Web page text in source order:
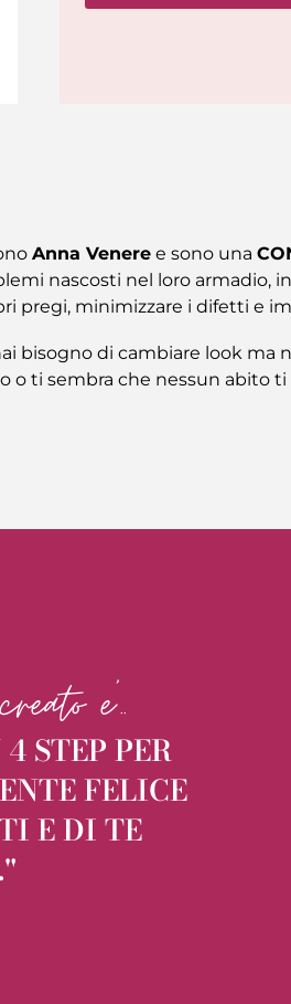
Anna Veneree sono una
nascosti nel loro armadio,
pregi, minimizzare i difetti e
bisogno di cambiare look ma
o ti sembra che nessun abito
e'..
STEP PER
FELICE
E DI TE